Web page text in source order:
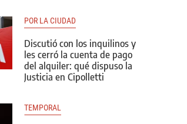
POR LA CIUDAD
Discutió con los inquilinos y
les cerró la cuenta de pago
del alquiler: qué dispuso la
Justicia en Cipolletti
TEMPORAL